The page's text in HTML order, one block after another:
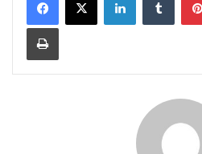
Imprimir